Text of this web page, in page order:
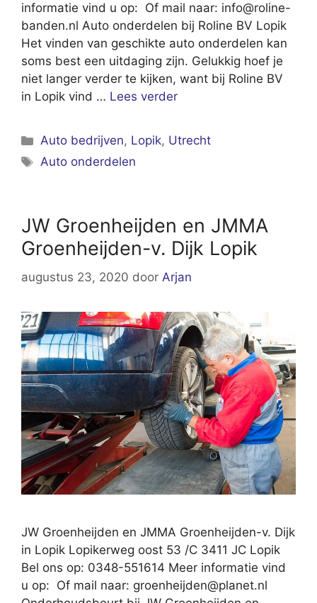
informatie vind u op: Of mail naar: info@roline-
banden.nl Auto onderdelen bij Roline BV Lopik
Het vinden van geschikte auto onderdelen kan
soms best een uitdaging zijn. Gelukkig hoef je
niet langer verder te kijken, want bij Roline BV
in Lopik vind … Lees verder
Categorieën
Auto bedrijven, Lopik, Utrecht
Tags
Auto onderdelen
JW Groenheijden en JMMA
Groenheijden-v. Dijk Lopik
augustus 23, 2020 door Arjan
JW Groenheijden en JMMA Groenheijden-v. Dijk
in Lopik Lopikerweg oost 53 /C 3411 JC Lopik
Bel ons op: 0348-551614 Meer informatie vind
u op: Of mail naar: groenheijden@planet.nl